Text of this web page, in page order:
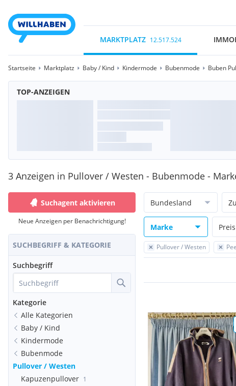
MARKTPLATZ 12.517.524
Startseite Marktplatz Baby / Kind Kindermode Bubenmode Buben
TOP-ANZEIGEN
3 Anzeigen in Pullover / Westen - Bubenmode -
Suchagent aktivieren
Neue Anzeigen per Benachrichtigung!
SUCHBEGRIFF & KATEGORIE
Suchbegriff
Kategorie
Alle Kategorien
Baby / Kind
Kindermode
Bubenmode
Pullover / Westen
Kapuzenpullover 1
Bundesland
Marke Preis
Pullover / Westen